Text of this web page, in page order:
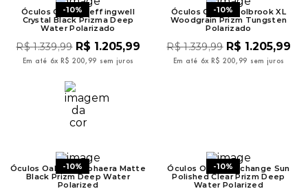
-10%
Óculos Oakley Leffingwell
Crystal Black Prizma Deep
Water Polarizado
R$ 1.339,99 R$ 1.205,99
Em até 6x R$ 200, 99 sem juros
-10%
Óculos Oakley Holbrook XL
Woodgrain Prizm Tungsten
Polarizado
R$ 1.339,99 R$ 1.205,99
Em até 6x R$ 200, 99 sem juros
-10%
Óculos Oakley BiSphaera Matte
Black Prizm Deep Water
Polarized
-10%
Óculos Oakley Exchange Sun
Polished Clear Prizm Deep
Water Polarized